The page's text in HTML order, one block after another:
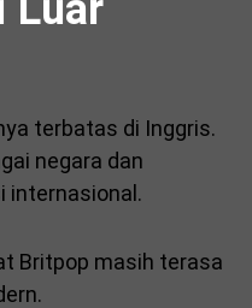
terbatas di Inggris.
negara dan
internasional.
Britpop masih terasa